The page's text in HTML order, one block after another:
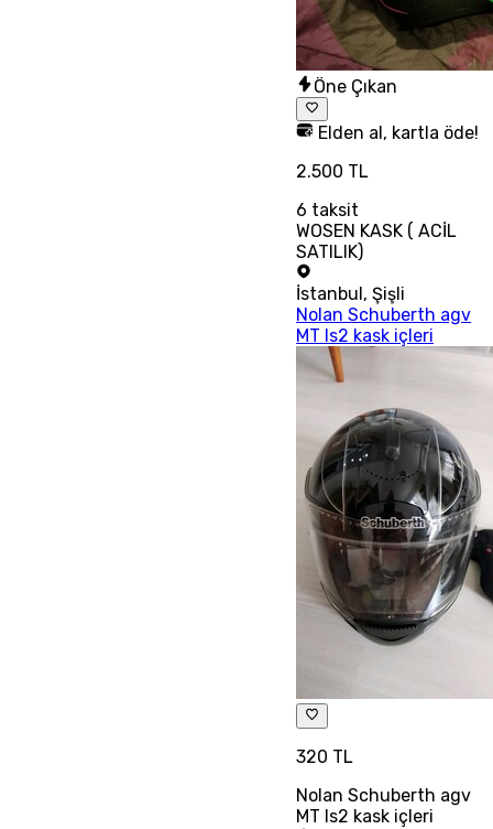
Öne Çıkan
Elden al, kartla öde!
2.500 TL
6 taksit
WOSEN KASK ( ACİL
SATILIK)
İstanbul ,Şişli
Nolan Schuberth agv
MT ls2 kask içleri
320 TL
Nolan Schuberth agv
MT ls2 kask içleri